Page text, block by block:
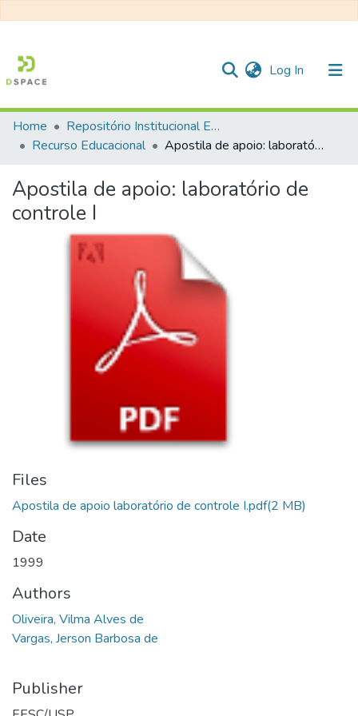
Log In (current)
Communities & Collections
Statistics
Home
Repositório Institucional EESC
Recurso Educacional
Apostila de apoio: laboratório de controle I
Apostila de apoio: laboratório de
controle I
Files
Apostila de apoio laboratório de controle I.pdf(2 MB)
Date
1999
Authors
Oliveira, Vilma Alves de
Vargas, Jerson Barbosa de
Publisher